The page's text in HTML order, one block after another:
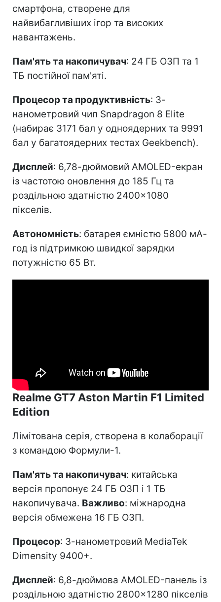
смартфона, створене для
найвибагливіших ігор та високих
навантажень.
Пам'ять та накопичувач: 24 ГБ ОЗП та 1
ТБ постійної пам'яті.
Процесор та продуктивність: 3-
нанометровий чип Snapdragon 8 Elite
(набирає 3171 бал у одноядерних та 9991
бал у багатоядерних тестах Geekbench).
Дисплей: 6,78-дюймовий AMOLED-екран
із частотою оновлення до 185 Гц та
роздільною здатністю 2400×1080
пікселів.
Автономність: батарея ємністю 5800 мА-
год із підтримкою швидкої зарядки
потужністю 65 Вт.
Realme GT7 Aston Martin F1 Limited
Edition
Лімітована серія, створена в колаборації
з командою Формули-1.
Пам'ять та накопичувач: китайська
версія пропонує 24 ГБ ОЗП і 1 ТБ
накопичувача. Важливо: міжнародна
версія обмежена 16 ГБ ОЗП.
Процесор: 3-нанометровий MediaTek
Dimensity 9400+.
Дисплей: 6,8-дюймова AMOLED-панель із
роздільною здатністю 2800×1280 пікселів